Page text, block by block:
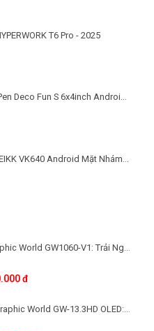
T6 Pro - 2025
Bảng Vẽ Điện Tử XPPen Deco Fun S 6x4inch Android Cảm Ứng Nghiêng
Bảng Vẽ Cảm Ứng VEIKK VK640 Android Mặt Nhám Mô Phỏng Giấy Vẽ
đ
Bảng Vẽ Màn Hình Graphic World GW-13.3HD OLED: Công Nghệ Màn Hình OLED Thế Hệ Mới